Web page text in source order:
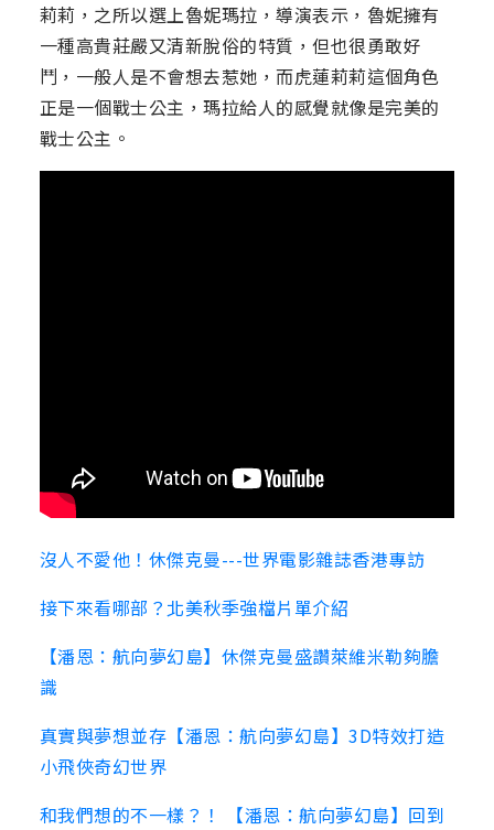
莉莉，之所以選上魯妮瑪拉，導演表示，魯妮擁有
一種高貴莊嚴又清新脫俗的特質，但也很勇敢好
鬥，一般人是不會想去惹她，而虎蓮莉莉這個角色
正是一個戰士公主，瑪拉給人的感覺就像是完美的
戰士公主。
沒人不愛他！休傑克曼---世界電影雜誌香港專訪
接下來看哪部？北美秋季強檔片單介紹
【潘恩：航向夢幻島】休傑克曼盛讚萊維米勒夠膽
識
真實與夢想並存【潘恩：航向夢幻島】3D特效打造
小飛俠奇幻世界
和我們想的不一樣？！ 【潘恩：航向夢幻島】回到